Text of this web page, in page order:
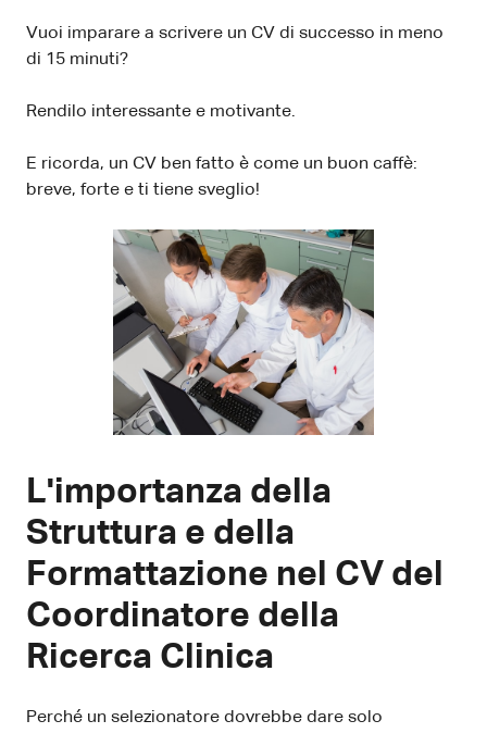
Vuoi imparare a scrivere un CV di successo in meno
di 15 minuti?
Rendilo interessante e motivante.
E ricorda, un CV ben fatto è come un buon caffè:
breve, forte e ti tiene sveglio!
L'importanza della
Struttura e della
Formattazione nel CV del
Coordinatore della
Ricerca Clinica
Perché un selezionatore dovrebbe dare solo